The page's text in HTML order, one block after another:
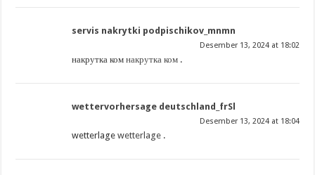
servis nakrytki podpischikov_mnmn
Desember 13, 2024 at 18:02
накрутка комнакрутка ком .
wettervorhersage deutschland_frSl
Desember 13, 2024 at 18:04
wetterlagewetterlage .